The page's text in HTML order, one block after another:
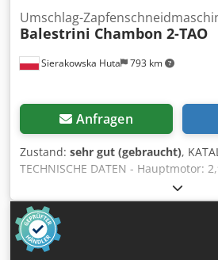
Sierakowska Huta 793 km
Umschlag-
Balestrini Chambon 2-TAO
Anfragen
Zustand: sehr gut (gebraucht),
TECHNISCHE DATEN - Hauptmotor:
0,75 kW - Vorschubmotor des
Versorgungsspannung: 380V -
1600x1100x1200 mm - Gewicht: 891
Aipoa Die Maschine ist ausgestattet
300x340 mm – pneumatische